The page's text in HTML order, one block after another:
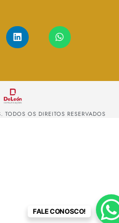
OS DIREITOS RESERVADOS
FALE CONOSCO!